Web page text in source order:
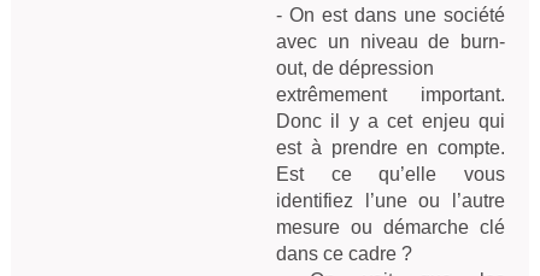
- On est dans une société
avec un niveau de burn-
out, de dépression
extrêmement important.
Donc il y a cet enjeu qui
est à prendre en compte.
Est ce qu’elle vous
identifiez l’une ou l’autre
mesure ou démarche clé
dans ce cadre ?